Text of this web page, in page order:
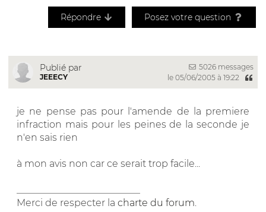
Répondre Posez votre question
Publié par
JEEECY
5026 messages
le 05/06/2005 à 19:22
je ne pense pas pour l'amende de la premiere
infraction mais pour les peines de la seconde je
n'en sais rien
à mon avis non car ce serait trop facile...
Merci de respecter la charte du forum